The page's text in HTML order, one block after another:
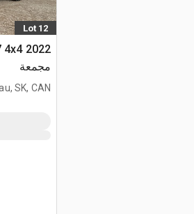
Lot 12
مجمعة
SK, CAN